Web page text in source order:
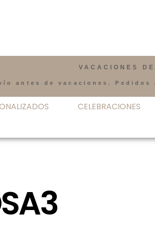
VACACIONES
antes de vacaciones.
CELEBRACIONES